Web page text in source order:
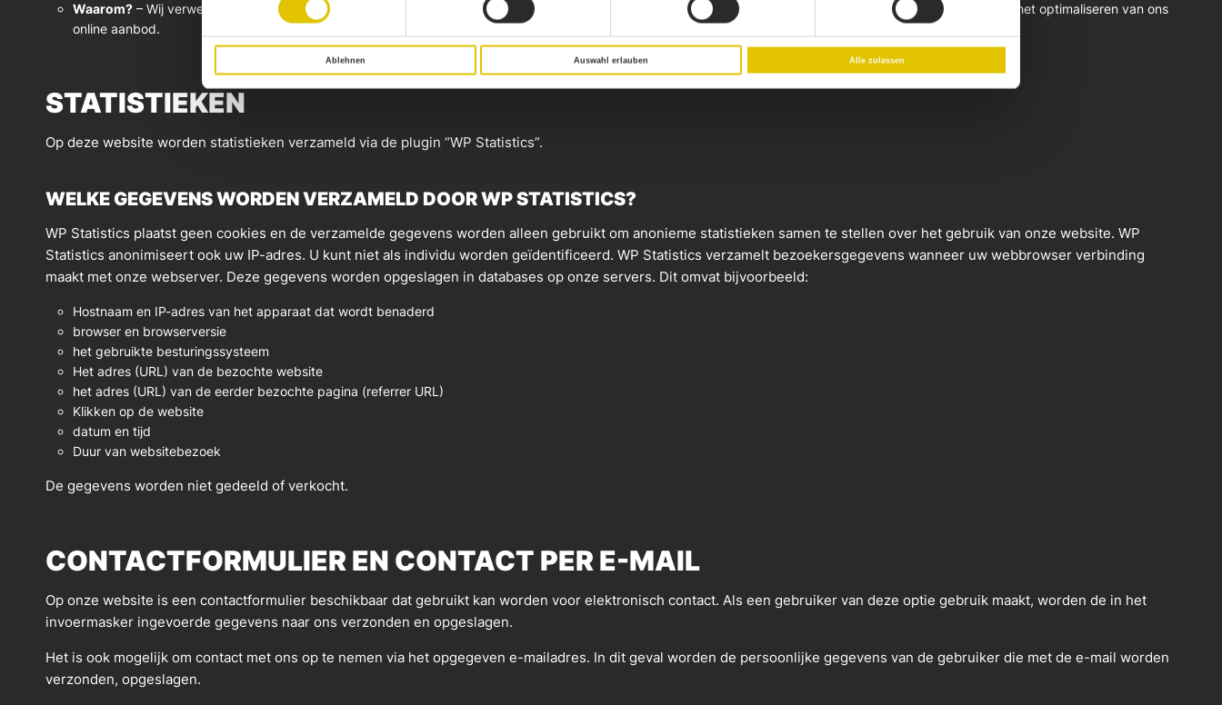
Ablehnen Auswahl erlauben Alle zulassen
Waarom? – Wij verwerken persoonsgegevens op basis van ons gerechtvaardigd belang bij het vervullen van onze contractueel overeengekomen diensten en het optimaliseren van ons
online aanbod.
STATISTIEKEN
Op deze website worden statistieken verzameld via de plugin “WP Statistics”.
WELKE GEGEVENS WORDEN VERZAMELD DOOR WP STATISTICS?
WP Statistics plaatst geen cookies en de verzamelde gegevens worden alleen gebruikt om anonieme statistieken samen te stellen over het gebruik van onze website. WP
Statistics anonimiseert ook uw IP-adres. U kunt niet als individu worden geïdentificeerd. WP Statistics verzamelt bezoekersgegevens wanneer uw webbrowser verbinding
maakt met onze webserver. Deze gegevens worden opgeslagen in databases op onze servers. Dit omvat bijvoorbeeld:
Hostnaam en IP-adres van het apparaat dat wordt benaderd
browser en browserversie
het gebruikte besturingssysteem
Het adres (URL) van de bezochte website
het adres (URL) van de eerder bezochte pagina (referrer URL)
Klikken op de website
datum en tijd
Duur van websitebezoek
De gegevens worden niet gedeeld of verkocht.
CONTACTFORMULIER EN CONTACT PER E-MAIL
Op onze website is een contactformulier beschikbaar dat gebruikt kan worden voor elektronisch contact. Als een gebruiker van deze optie gebruik maakt, worden de in het
invoermasker ingevoerde gegevens naar ons verzonden en opgeslagen.
Het is ook mogelijk om contact met ons op te nemen via het opgegeven e-mailadres. In dit geval worden de persoonlijke gegevens van de gebruiker die met de e-mail worden
verzonden, opgeslagen.